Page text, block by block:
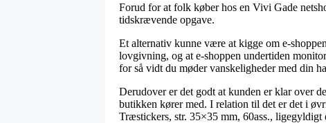
Forud for at folk køber hos en Vivi Gade
tidskrævende opgave.
Et alternativ kunne være at kigge om e-
lovgivning, og at e-shoppen undertiden
for så vidt du møder vanskeligheder med din
Derudover er det godt at kunden er klar over
butikken kører med. I relation til det er det i
Træstickers, str. 35×35 mm, 60ass.,